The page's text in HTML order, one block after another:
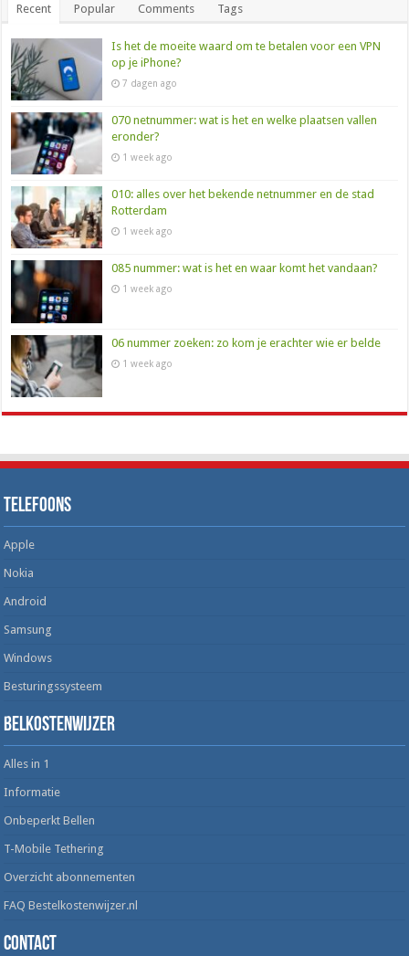
Recent Popular Comments Tags
Is het de moeite waard om te betalen voor een VPN
op je iPhone?
7 dagen ago
070 netnummer: wat is het en welke plaatsen vallen
eronder?
1 week ago
010: alles over het bekende netnummer en de stad
Rotterdam
1 week ago
085 nummer: wat is het en waar komt het vandaan?
1 week ago
06 nummer zoeken: zo kom je erachter wie er belde
1 week ago
Telefoons
Apple
Nokia
Android
Samsung
Windows
Besturingssysteem
Belkostenwijzer
Alles in 1
Informatie
Onbeperkt Bellen
T-Mobile Tethering
Overzicht abonnementen
FAQ Bestelkostenwijzer.nl
Contact